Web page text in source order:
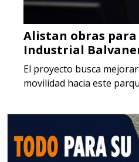
Alistan obras para
Industrial
El proyecto busca
movilidad hacia este